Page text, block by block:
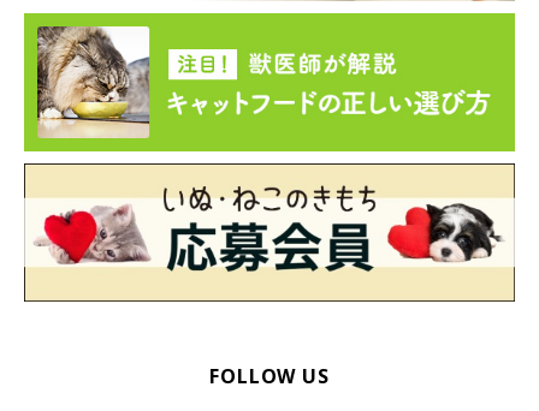
FOLLOW US